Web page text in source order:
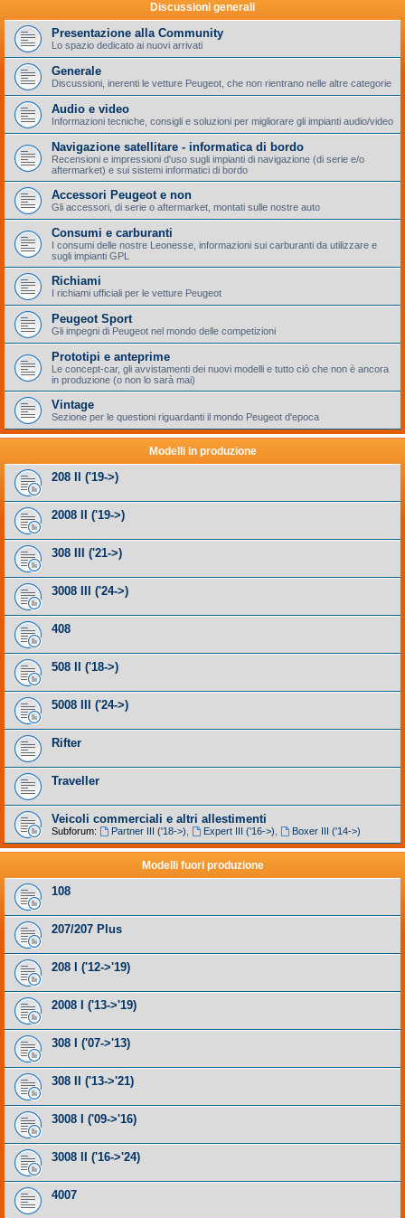
Discussioni generali
Presentazione alla Community
Lo spazio dedicato ai nuovi arrivati
Generale
Discussioni, inerenti le vetture Peugeot, che non rientrano nelle altre categorie
Audio e video
Informazioni tecniche, consigli e soluzioni per migliorare gli impianti audio/video
Navigazione satellitare - informatica di bordo
Recensioni e impressioni d'uso sugli impianti di navigazione (di serie e/o
aftermarket) e sui sistemi informatici di bordo
Accessori Peugeot e non
Gli accessori, di serie o aftermarket, montati sulle nostre auto
Consumi e carburanti
I consumi delle nostre Leonesse, informazioni sui carburanti da utilizzare e
sugli impianti GPL
Richiami
I richiami ufficiali per le vetture Peugeot
Peugeot Sport
Gli impegni di Peugeot nel mondo delle competizioni
Prototipi e anteprime
Le concept-car, gli avvistamenti dei nuovi modelli e tutto ciò che non è ancora
in produzione (o non lo sarà mai)
Vintage
Sezione per le questioni riguardanti il mondo Peugeot d'epoca
Modelli in produzione
208 II ('19->)
2008 II ('19->)
308 III ('21->)
3008 III ('24->)
408
508 II ('18->)
5008 III ('24->)
Rifter
Traveller
Veicoli commerciali e altri allestimenti
Subforum: Partner III ('18->) Expert III ('16->) Boxer III ('14->)
Modelli fuori produzione
108
207/207 Plus
208 I ('12->'19)
2008 I ('13->'19)
308 I ('07->'13)
308 II ('13->'21)
3008 I ('09->'16)
3008 II ('16->'24)
4007